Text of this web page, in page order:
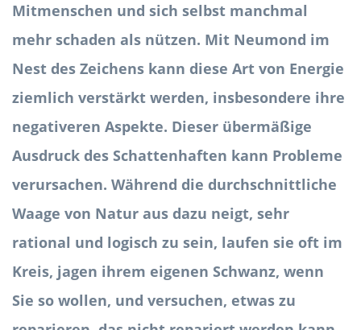
Mitmenschen und sich selbst manchmal
mehr schaden als nützen. Mit Neumond im
Nest des Zeichens kann diese Art von Energie
ziemlich verstärkt werden, insbesondere ihre
negativeren Aspekte. Dieser übermäßige
Ausdruck des Schattenhaften kann Probleme
verursachen. Während die durchschnittliche
Waage von Natur aus dazu neigt, sehr
rational und logisch zu sein, laufen sie oft im
Kreis, jagen ihrem eigenen Schwanz, wenn
Sie so wollen, und versuchen, etwas zu